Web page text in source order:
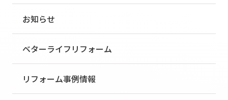
お知らせ
ベターライフリフォーム
リフォーム事例情報